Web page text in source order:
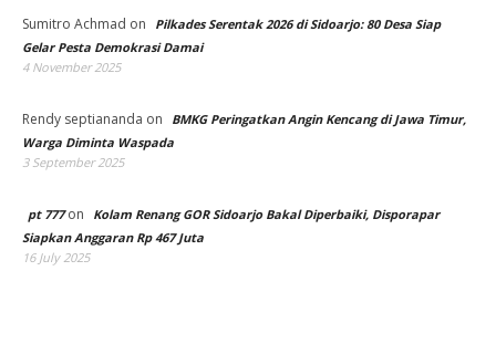
Sumitro Achmad on
Pilkades Serentak 2026 di Sidoarjo: 80 Desa Siap
Gelar Pesta Demokrasi Damai
4 November 2025
Rendy septiananda on
BMKG Peringatkan Angin Kencang di Jawa Timur,
Warga Diminta Waspada
3 September 2025
pt 777on
Kolam Renang GOR Sidoarjo Bakal Diperbaiki, Disporapar
Siapkan Anggaran Rp 467 Juta
16 July 2025